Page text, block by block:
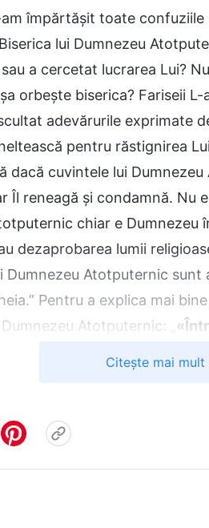
împărtășit toate
lui Dumnezeu
a cercetat lucrarea Lui?
orbește biserica? Fariseii
adevărurile exprimate
pentru răstignirea
dacă cuvintele lui
Îl reneagă și condamnă. Nu
chiar e
dezaprobarea lumii
Dumnezeu Atotputernic sunt
Pentru a explica mai
Atotputernic: „
Dumnezeu în esența Sa
are esența lui Dumnezeu
Citește mai mult